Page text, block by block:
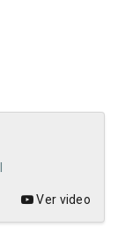
Ver video